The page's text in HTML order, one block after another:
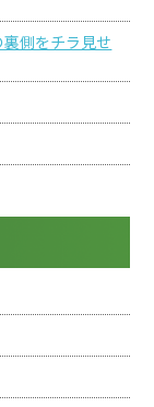
側をチラ見せ